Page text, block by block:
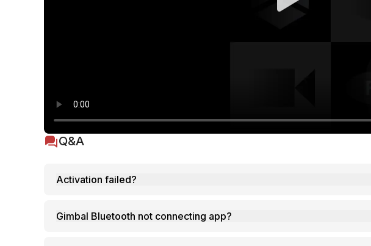
Q&A
Activation failed?
Gimbal Bluetooth not connecting app?